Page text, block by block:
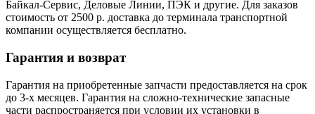
Байкал-Сервис, Деловые Линии, ПЭК и другие. Для заказов
стоимость от 2500 р. доставка до терминала транспортной
компании осуществляется бесплатно.
Гарантия и возврат
Гарантия на приобретенные запчасти предоставляется на срок
до 3-х месяцев. Гарантия на сложно-технические запасные
части распространяется при условии их установки в